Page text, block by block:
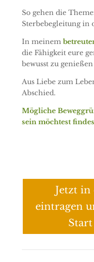
So gehen die
Sterbebegleitung in
In meinem
die Fähigkeit eure
bewusst zu
Aus Liebe zum
Abschied.
Mögliche
sein möchtest
Jetzt in
eintragen